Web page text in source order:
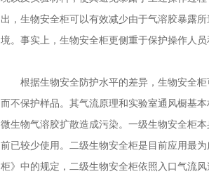
出，生物安全柜可以有效减少由于气溶胶暴露
境。事实上，生物安全柜更侧重于保护操作人
根据生物安全防护水平的差异，生物安全
而不保护样品。其气流原理和实验室通风橱基
微生物气溶胶扩散造成污染。一级生物安全柜
前已较少使用。二级生物安全柜是目前应用最
柜》中的规定，二级生物安全柜依照入口气流